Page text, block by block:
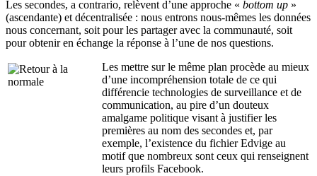
Les secondes, a contrario, relèvent d’une approche « bottom up »
(ascendante) et décentralisée : nous entrons nous-mêmes les données
nous concernant, soit pour les partager avec la communauté, soit
pour obtenir en échange la réponse à l’une de nos questions.
Les mettre sur le même plan procède au mieux
d’une incompréhension totale de ce qui
différencie technologies de surveillance et de
communication, au pire d’un douteux
amalgame politique visant à justifier les
premières au nom des secondes et, par
exemple, l’existence du fichier Edvige au
motif que nombreux sont ceux qui renseignent
leurs profils Facebook.